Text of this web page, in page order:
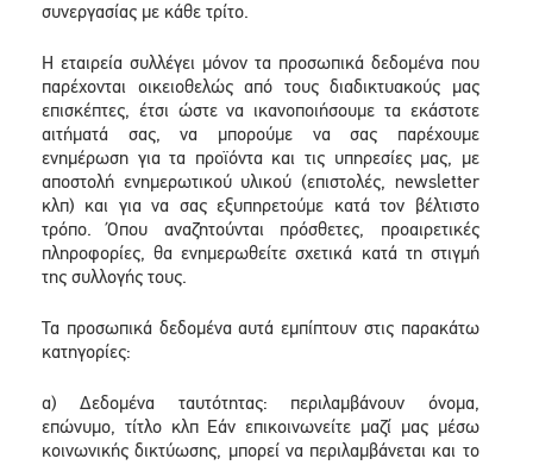
συνεργασίας με κάθε τρίτο.
Η εταιρεία συλλέγει μόνον τα προσωπικά δεδομένα που
παρέχονται οικειοθελώς από τους διαδικτυακούς μας
επισκέπτες, έτσι ώστε να ικανοποιήσουμε τα εκάστοτε
αιτήματά σας, να μπορούμε να σας παρέχουμε
ενημέρωση για τα προϊόντα και τις υπηρεσίες μας, με
αποστολή ενημερωτικού υλικού (επιστολές, newsletter
κλπ) και για να σας εξυπηρετούμε κατά τον βέλτιστο
τρόπο. Όπου αναζητούνται πρόσθετες, προαιρετικές
πληροφορίες, θα ενημερωθείτε σχετικά κατά τη στιγμή
της συλλογής τους.
Τα προσωπικά δεδομένα αυτά εμπίπτουν στις παρακάτω
κατηγορίες:
α) Δεδομένα ταυτότητας: περιλαμβάνουν όνομα,
επώνυμο, τίτλο κλπ Εάν επικοινωνείτε μαζί μας μέσω
κοινωνικής δικτύωσης, μπορεί να περιλαμβάνεται και το